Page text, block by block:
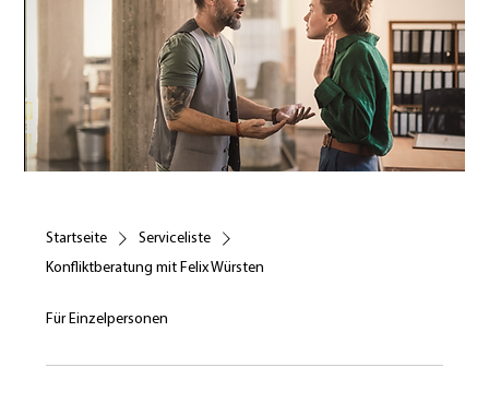
Startseite
Serviceliste
Konfliktberatung mit Felix Würsten
Für Einzelpersonen